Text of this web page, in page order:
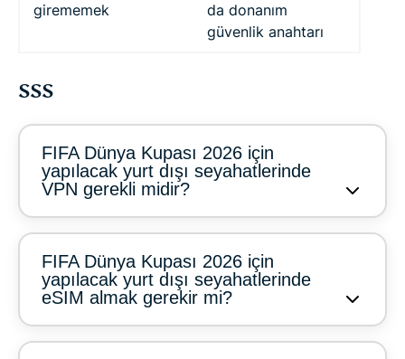
girememek
da donanım
güvenlik anahtarı
SSS
FIFA Dünya Kupası 2026 için
yapılacak yurt dışı seyahatlerinde
VPN gerekli midir?
FIFA Dünya Kupası 2026 için
yapılacak yurt dışı seyahatlerinde
eSIM almak gerekir mi?